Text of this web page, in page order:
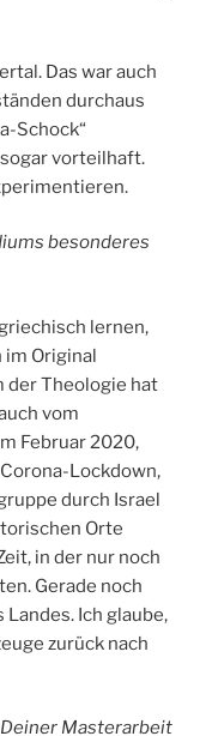
Das war auch
durchaus
Schock“
vorteilhaft.
besonderes
lernen,
im Original
der Theologie hat
vom
Februar 2020,
Lockdown,
durch Israel
Orte
in der nur noch
Gerade noch
Ich glaube,
zurück nach
Masterarbeit